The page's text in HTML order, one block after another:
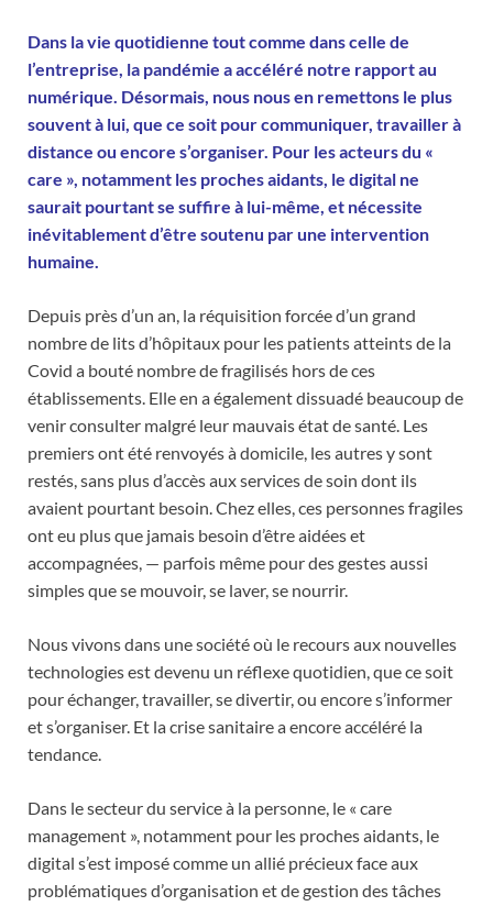
Dans la vie quotidienne tout comme dans celle de
l’entreprise, la pandémie a accéléré notre rapport au
numérique. Désormais, nous nous en remettons le plus
souvent à lui, que ce soit pour communiquer, travailler à
distance ou encore s’organiser. Pour les acteurs du «
care », notamment les proches aidants, le digital ne
saurait pourtant se suffire à lui-même, et nécessite
inévitablement d’être soutenu par une intervention
humaine.
Depuis près d’un an, la réquisition forcée d’un grand
nombre de lits d’hôpitaux pour les patients atteints de la
Covid a bouté nombre de fragilisés hors de ces
établissements. Elle en a également dissuadé beaucoup de
venir consulter malgré leur mauvais état de santé. Les
premiers ont été renvoyés à domicile, les autres y sont
restés, sans plus d’accès aux services de soin dont ils
avaient pourtant besoin. Chez elles, ces personnes fragiles
ont eu plus que jamais besoin d’être aidées et
accompagnées, — parfois même pour des gestes aussi
simples que se mouvoir, se laver, se nourrir.
Nous vivons dans une société où le recours aux nouvelles
technologies est devenu un réflexe quotidien, que ce soit
pour échanger, travailler, se divertir, ou encore s’informer
et s’organiser. Et la crise sanitaire a encore accéléré la
tendance.
Dans le secteur du service à la personne, le « care
management », notamment pour les proches aidants, le
digital s’est imposé comme un allié précieux face aux
problématiques d’organisation et de gestion des tâches